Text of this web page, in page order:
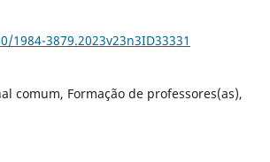
3879.2023v23n3ID33331
comum, Formação de professores(as),